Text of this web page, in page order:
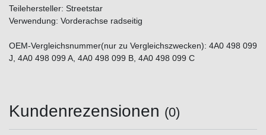
Teilehersteller: Streetstar
Verwendung: Vorderachse radseitig
OEM-Vergleichsnummer(nur zu Vergleichszwecken): 4A0 498 099
J, 4A0 498 099 A, 4A0 498 099 B, 4A0 498 099 C
Kundenrezensionen (0)